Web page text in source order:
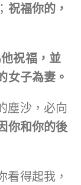
祝福你的，
祝福，並
女子為妻。
塵沙，必向
你和你的後
看得起我，